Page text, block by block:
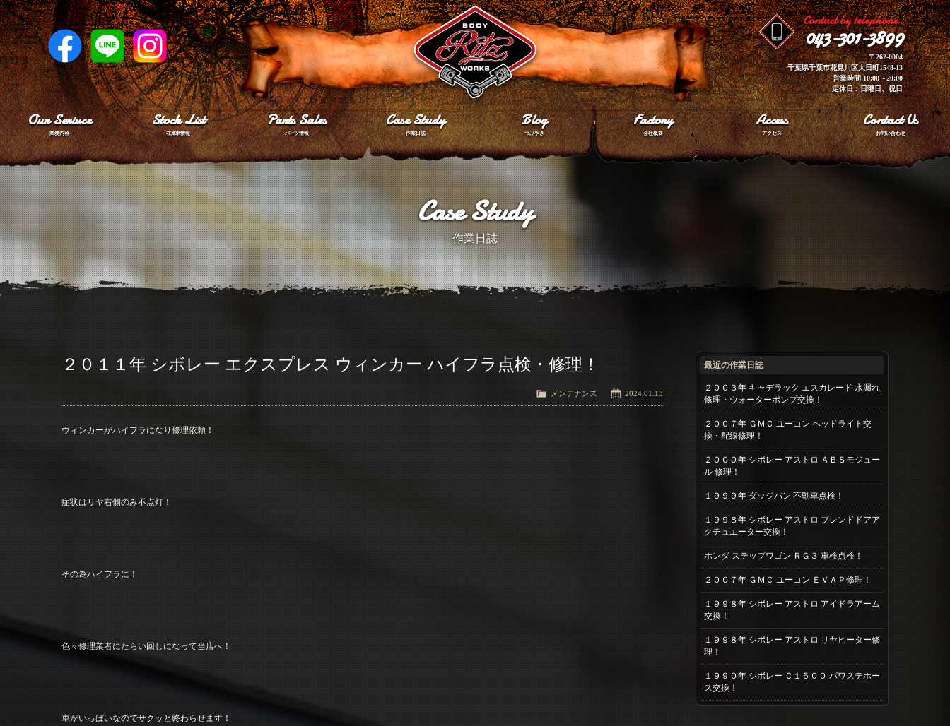
Contact by telephone.
043-301-3899
〒262-0004
千葉県千葉市花見川区大日町1548-13
営業時間 10:00～20:00
定休日：日曜日、祝日
Our Serivce
業務内容
Stock List
在庫車情報
Parts Sales
パーツ情報
Case Study
作業日誌
Blog
つぶやき
Factory
会社概要
Access
アクセス
Contact Us
お問い合わせ
Case Study
作業日誌
２０１１年 シボレー エクスプレス ウィンカー ハイフラ点検・修理！
2024.01.13
メンテナンス
ウィンカーがハイフラになり修理依頼！
症状はリヤ右側のみ不点灯！
その為ハイフラに！
色々修理業者にたらい回しになって当店へ！
車がいっぱいなのでサクッと終わらせます！
最近の作業日誌
２００３年 キャデラック エスカレード 水漏れ
修理・ウォーターポンプ交換！
２００７年 ＧＭＣ ユーコン ヘッドライト交
換・配線修理！
２０００年 シボレー アストロ ＡＢＳモジュー
ル 修理！
１９９９年 ダッジバン 不動車点検！
１９９８年 シボレー アストロ ブレンドドアア
クチュエーター交換！
ホンダ ステップワゴン ＲＧ３ 車検点検！
２００７年 ＧＭＣ ユーコン ＥＶＡＰ修理！
１９９８年 シボレー アストロ アイドラアーム
交換！
１９９８年 シボレー アストロ リヤヒーター修
理！
１９９０年 シボレー Ｃ１５００ パワステホー
ス交換！